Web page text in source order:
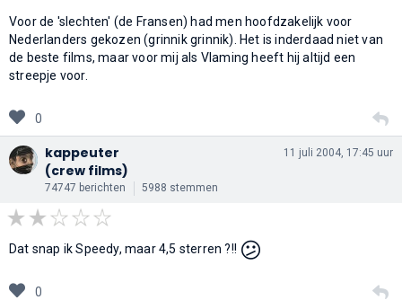
Voor de 'slechten' (de Fransen) had men hoofdzakelijk voor
Nederlanders gekozen (grinnik grinnik). Het is inderdaad niet van
de beste films, maar voor mij als Vlaming heeft hij altijd een
streepje voor.
0
kappeuter
(crew films)
74747 berichten 5988 stemmen
11 juli 2004, 17:45 uur
Dat snap ik Speedy, maar 4,5 sterren ?!! 😕
0